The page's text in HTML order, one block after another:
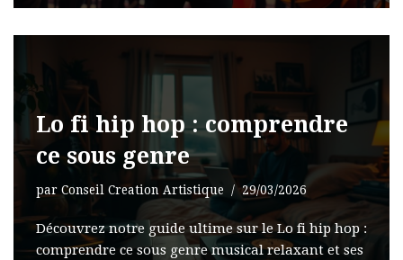
Lo fi hip hop : comprendre
ce sous genre
par Conseil Creation Artistique 29/03/2026
Découvrez notre guide ultime sur le Lo fi hip hop :
comprendre ce sous genre musical relaxant et ses